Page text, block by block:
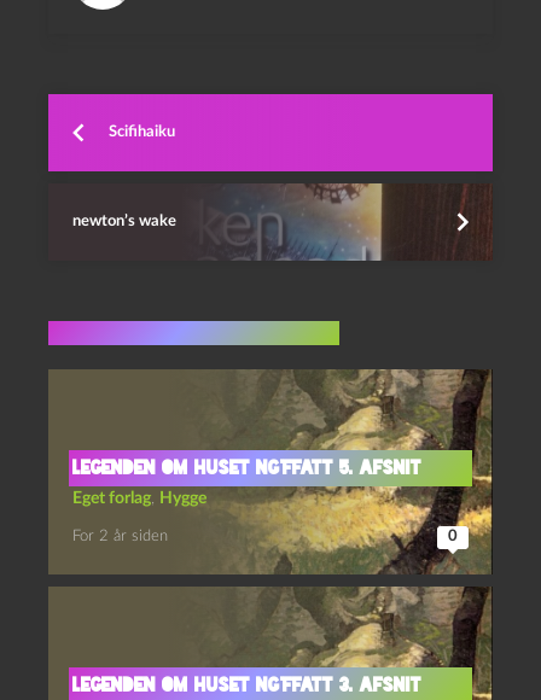
Scifihaiku
newton’s wake
Legenden om Huset Ng’Ffatt 5. afsnit
Eget forlag, Hygge
For 2 år siden 0
Legenden om Huset Ng’Ffatt 3. afsnit